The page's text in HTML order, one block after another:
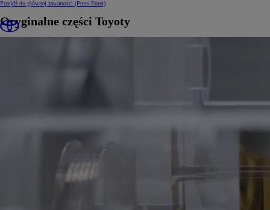
Przejdź do głównej zawartości (Press Enter)
Oryginalne części Toyoty